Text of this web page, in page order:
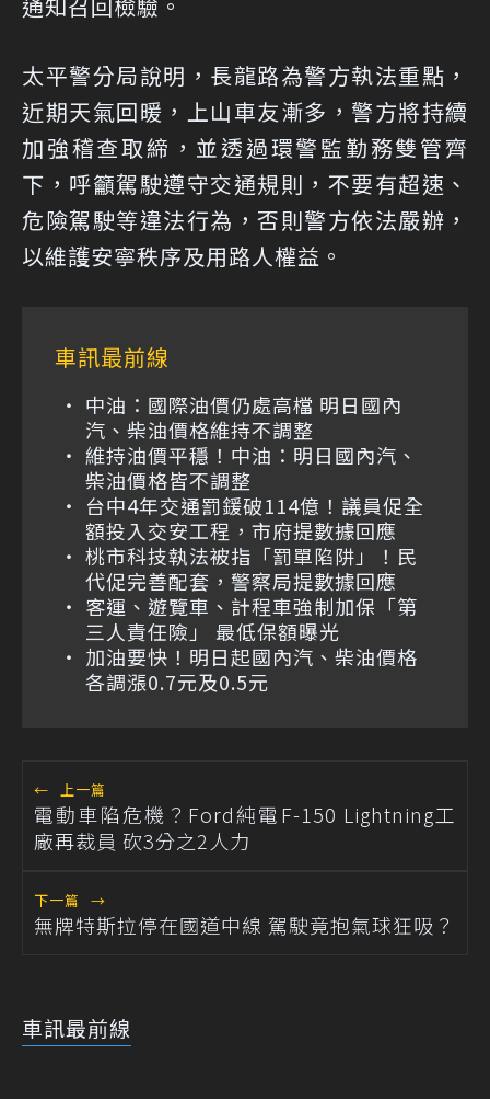
通知召回檢驗。
太平警分局說明，長龍路為警方執法重點，
近期天氣回暖，上山車友漸多，警方將持續
加強稽查取締，並透過環警監勤務雙管齊
下，呼籲駕駛遵守交通規則，不要有超速、
危險駕駛等違法行為，否則警方依法嚴辦，
以維護安寧秩序及用路人權益。
車訊最前線
中油：國際油價仍處高檔 明日國內
汽、柴油價格維持不調整
維持油價平穩！中油：明日國內汽、
柴油價格皆不調整
台中4年交通罰鍰破114億！議員促全
額投入交安工程，市府提數據回應
桃市科技執法被指「罰單陷阱」！民
代促完善配套，警察局提數據回應
客運、遊覽車、計程車強制加保「第
三人責任險」 最低保額曝光
加油要快！明日起國內汽、柴油價格
各調漲0.7元及0.5元
← 上一篇
電動車陷危機？Ford純電F-150 Lightning工
廠再裁員 砍3分之2人力
下一篇 →
無牌特斯拉停在國道中線 駕駛竟抱氣球狂吸？
車訊最前線